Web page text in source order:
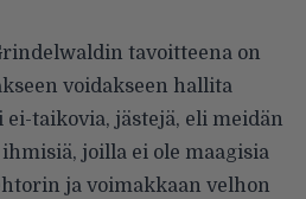
tavoitteena on
voidakseen hallita
taikovia, jästejä, eli meidän
joilla ei ole maagisia
ja voimakkaan velhon